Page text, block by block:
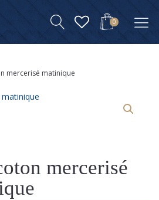
0
mercerisé matinique
mercerisé